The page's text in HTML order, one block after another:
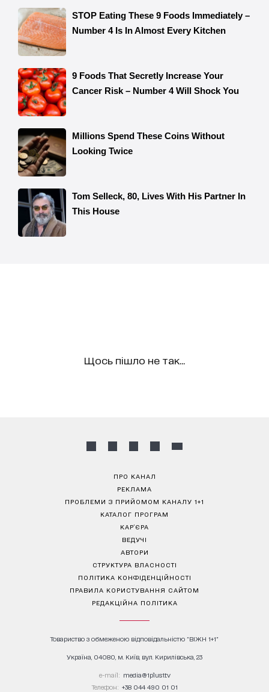
Щось пішло не так...
ПРО КАНАЛ
РЕКЛАМА
ПРОБЛЕМИ З ПРИЙОМОМ КАНАЛУ 1+1
КАТАЛОГ ПРОГРАМ
КАР’ЄРА
ВЕДУЧІ
АВТОРИ
СТРУКТУРА ВЛАСНОСТІ
ПОЛІТИКА КОНФІДЕНЦІЙНОСТІ
ПРАВИЛА КОРИСТУВАННЯ САЙТОМ
РЕДАКЦІЙНА ПОЛІТИКА
Товариство з обмеженою відповідальністю "ВІЖН 1+1"
Україна, 04080, м. Київ, вул. Кирилівська, 23
е-mail: media@1plus1.tv
Телефон: +38 044 490 01 01